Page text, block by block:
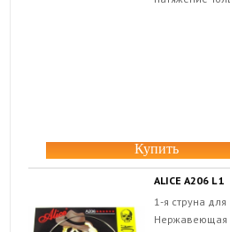
Купить
ALICE A206 L 1
1-я струна для
Нержавеющая